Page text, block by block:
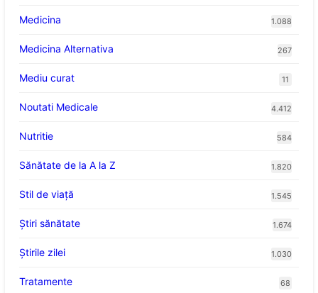
Medicina 1.088
Medicina Alternativa 267
Mediu curat 11
Noutati Medicale 4.412
Nutritie 584
Sănătate de la A la Z 1.820
Stil de viaţă 1.545
Ştiri sănătate 1.674
Știrile zilei 1.030
Tratamente 68